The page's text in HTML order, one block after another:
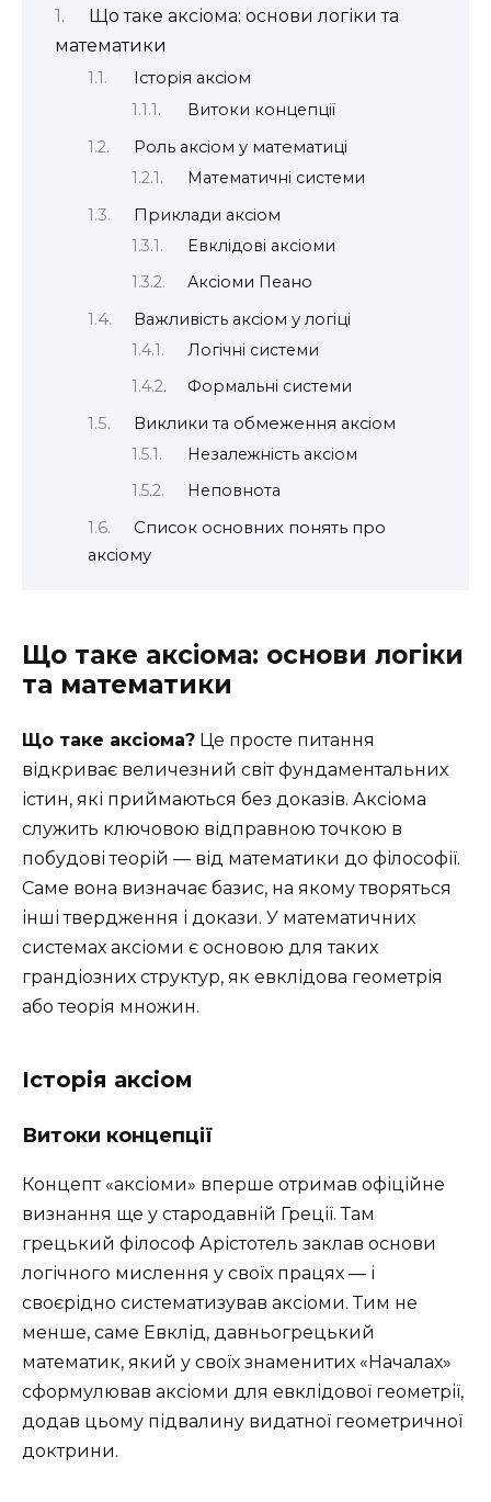
Що таке аксіома: основи логіки та
математики
Історія аксіом
Витоки концепції
Роль аксіом у математиці
Математичні системи
Приклади аксіом
Евклідові аксіоми
Аксіоми Пеано
Важливість аксіом у логіці
Логічні системи
Формальні системи
Виклики та обмеження аксіом
Незалежність аксіом
Неповнота
Список основних понять про
аксіому
Що таке аксіома: основи логіки
та математики
Що таке аксіома? Це просте питання
відкриває величезний світ фундаментальних
істин, які приймаються без доказів. Аксіома
служить ключовою відправною точкою в
побудові теорій — від математики до філософії.
Саме вона визначає базис, на якому творяться
інші твердження і докази. У математичних
системах аксіоми є основою для таких
грандіозних структур, як евклідова геометрія
або теорія множин.
Історія аксіом
Витоки концепції
Концепт «аксіоми» вперше отримав офіційне
визнання ще у стародавній Греції. Там
грецький філософ Арістотель заклав основи
логічного мислення у своїх працях — і
своєрідно систематизував аксіоми. Тим не
менше, саме Евклід, давньогрецький
математик, який у своїх знаменитих «Началах»
сформулював аксіоми для евклідової геометрії,
додав цьому підвалину видатної геометричної
доктрини.